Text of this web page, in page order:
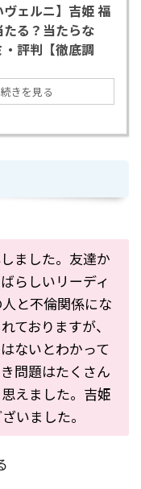
ヴェルニ】吉姫 福
る？当たらな
評判【徹底調
続きを見る
ました。友達か
らしいリーディ
と不倫関係にな
ておりますが、
ないとわかって
問題はたくさん
えました。吉姫
いました。